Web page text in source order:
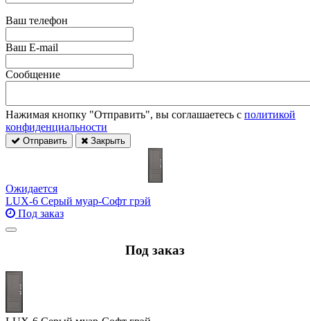
Ваш телефон
Ваш E-mail
Сообщение
Нажимая кнопку "Отправить", вы соглашаетесь с политикой
конфиденциальности
Отправить Закрыть
Ожидается
LUX-6 Серый муар-Софт грэй
Под заказ
Под заказ